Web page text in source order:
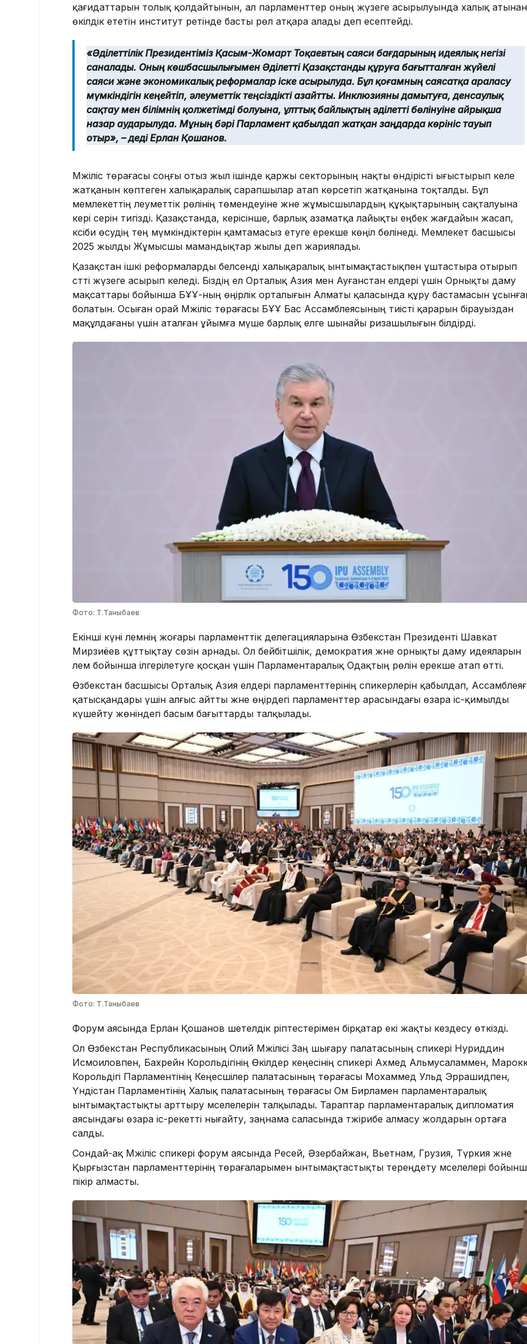
қағидаттарын толық қолдайтынын, ал парламенттер оның жүзеге асырылуында халық атынан
өкілдік ететін институт ретінде басты рөл атқара алады деп есептейді.
«Әділеттілік Президентіміз Қасым-Жомарт Тоқаевтың саяси бағдарының идеялық негізі
саналады. Оның көшбасшылығымен Әділетті Қазақстанды құруға бағытталған жүйелі
саяси және экономикалық реформалар іске асырылуда. Бұл қоғамның саясатқа араласу
мүмкіндігін кеңейтіп, әлеуметтік теңсіздікті азайтты. Инклюзияны дамытуға, денсаулық
сақтау мен білімнің қолжетімді болуына, ұлттық байлықтың әділетті бөлінуіне айрықша
назар аударылуда. Мұның бәрі Парламент қабылдап жатқан заңдарда көрініс тауып
отыр», – деді Ерлан Қошанов.
Мәжіліс төрағасы соңғы отыз жыл ішінде қаржы секторының нақты өндірісті ығыстырып келе
жатқанын көптеген халықаралық сарапшылар атап көрсетіп жатқанына тоқталды. Бұл
мемлекеттің әлеуметтік рөлінің төмендеуіне және жұмысшылардың құқықтарының сақталуына
кері әсерін тигізді. Қазақстанда, керісінше, барлық азаматқа лайықты еңбек жағдайын жасап,
кәсіби өсудің тең мүмкіндіктерін қамтамасыз етуге ерекше көңіл бөлінеді. Мемлекет басшысы
2025 жылды Жұмысшы мамандықтар жылы деп жариялады.
Қазақстан ішкі реформаларды белсенді халықаралық ынтымақтастықпен ұштастыра отырып
сәтті жүзеге асырып келеді. Біздің ел Орталық Азия мен Ауғанстан елдері үшін Орнықты даму
мақсаттары бойынша БҰҰ-ның өңірлік орталығын Алматы қаласында құру бастамасын
болатын. Осыған орай Мәжіліс төрағасы БҰҰ Бас Ассамблеясының тиісті қарарын бірауыздан
мақұлдағаны үшін аталған ұйымға мүше барлық елге шынайы ризашылығын білдірді.
Фото: Т.Таныбаев
​Екінші күні әлемнің жоғары парламенттік делегацияларына Өзбекстан Президенті Шавкат
Мирзиёев құттықтау сөзін арнады. Ол бейбітшілік, демократия және орнықты даму идеяларын
әлем бойынша ілгерілетуге қосқан үшін Парламентаралық Одақтың рөлін ерекше атап өтті.
Өзбекстан басшысы Орталық Азия елдері парламенттерінің спикерлерін қабылдап,
қатысқандары үшін алғыс айтты және өңірдегі парламенттер арасындағы өзара іс-қимылды
күшейту жөніндегі басым бағыттарды талқылады.
Фото: Т.Таныбаев
Форум аясында Ерлан Қошанов шетелдік әріптестерімен бірқатар екі жақты кездесу өткізді.
Ол Өзбекстан Республикасының Олий Мәжілісі Заң шығару палатасының спикері Нуриддин
Исмоиловпен, Бахрейн Корольдігінің Өкілдер кеңесінің спикері Ахмед Альмусаламмен,
Корольдігі Парламентінің Кеңесшілер палатасының төрағасы Мохаммед Ульд Эррашидпен,
Үндістан Парламентінің Халық палатасының төрағасы Ом Бирламен парламентаралық
ынтымақтастықты арттыру мәселелерін талқылады. Тараптар парламентаралық дипломатия
аясындағы өзара іс-әрекетті нығайту, заңнама саласында тәжірибе алмасу жолдарын ортаға
салды.
Сондай-ақ Мәжіліс спикері форум аясында Ресей, Әзербайжан, Вьетнам, Грузия, Түркия және
Қырғызстан парламенттерінің төрағаларымен ынтымақтастықты тереңдету мәселелері
пікір алмасты.